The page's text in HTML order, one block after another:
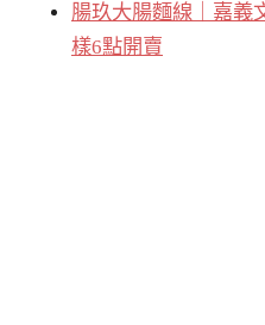
腸玖大腸麵線｜嘉義
樣6點開賣